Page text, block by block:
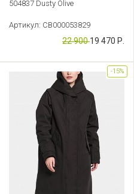
504837 Dusty Olive
Артикул: CB000053829
22 90019 470 Р.
-15%